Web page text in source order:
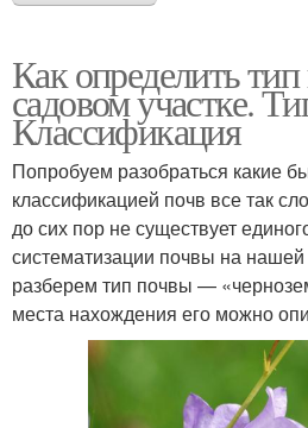
Как определить
садовом участке.
Классификация
Попробуем разобраться какие
классификацией почв все так
до сих пор не существует
систематизации почвы на
разберем тип почвы —
места нахождения его можно